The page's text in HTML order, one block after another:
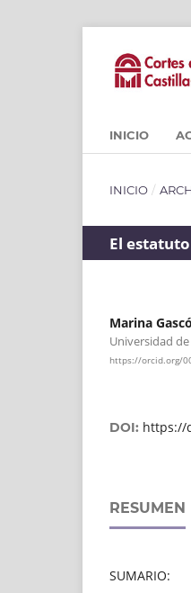
INICIO
INICIO /
El
Marina
Universidad
https://orcid.org/
DOI: https://
RESUMEN
SUMARIO: